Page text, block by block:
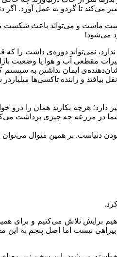
می‌کند تا گردو به عمل آورد. اگر
ماست و می‌تواند باعث شکست
‌می‌شود!
نمی‌تواند دوره‌ی داشت را که
مقطعی آب و هوا یا وضعیت
ایمان نداشتن به
نقل بیافتد و راننده تاکسی‌ها
دارد؛ هرچه بکارید همان را
در مزرعه چه چیزی برداشت
بودن دنیاست. بر همین منوال
برایش تلاش می‌کنیم و برای
نیست اما اصل پنجم به این